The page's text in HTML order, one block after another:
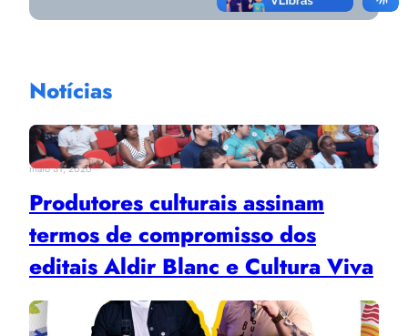
Notícias
maio 31, 2026
Produtores culturais assinam
termos de compromisso dos
editais Aldir Blanc e Cultura Viva